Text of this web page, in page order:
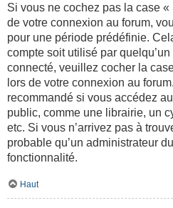
Si vous ne cochez pas la case
de votre connexion au forum,
pour une période prédéfinie.
compte soit utilisé par quelqu’un
connecté, veuillez cocher la
lors de votre connexion au
recommandé si vous accédez
public, comme une librairie, un
etc. Si vous n’arrivez pas à
probable qu’un administrateur
fonctionnalité.
Haut